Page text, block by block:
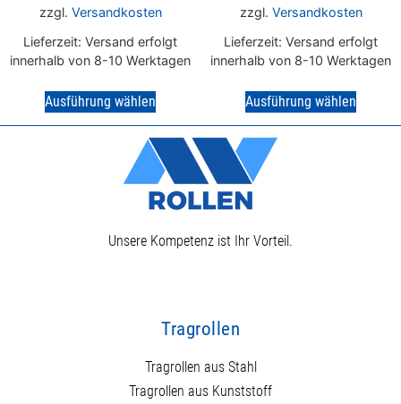
zzgl. Versandkosten
Lieferzeit: Versand erfolgt
innerhalb von 8-10 Werktagen
Ausführung wählen
zzgl. Versandkosten
Lieferzeit: Versand erfolgt
innerhalb von 8-10 Werktagen
Ausführung wählen
Unsere Kompetenz ist Ihr Vorteil.
Tragrollen
Tragrollen aus Stahl
Tragrollen aus Kunststoff